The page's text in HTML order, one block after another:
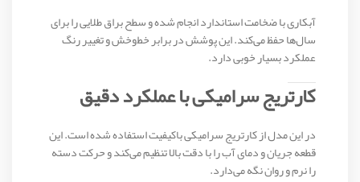
آبکاری با ضخامت استاندارد انجام شده و سطح براق طلایی را برای
سال‌ها حفظ می‌کند. این پوشش در برابر خط‌وخش و تغییر رنگ
عملکرد بسیار خوبی دارد.
کارتریج سرامیکی با عملکرد دقیق
در این مدل از کارتریج سرامیکی باکیفیت استفاده شده است. این
قطعه جریان و دمای آب را با دقت بالا تنظیم می‌کند و حرکت دسته
را نرم و روان نگه می‌دارد.